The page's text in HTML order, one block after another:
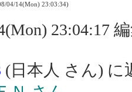
04/14(Mon) 23:03:34)
23:04:17
(日本人 さん) に